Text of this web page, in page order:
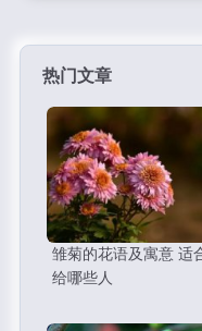
热门文章
雏菊的花语及寓意 适
给哪些人